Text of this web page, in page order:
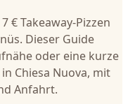
€ Takeaway-Pizzen
Dieser Guide
oder eine kurze
Chiesa Nuova, mit
Anfahrt.